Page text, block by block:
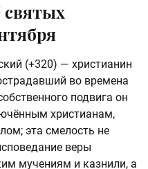
(+320) — христианин
во времена
подвига он
христианам,
эта смелость не
веры
мучениям и казнили, а